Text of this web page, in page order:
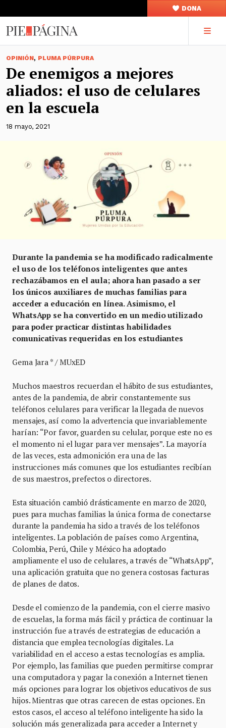
DONA
OPINIÓN, PLUMA PÚRPURA
De enemigos a mejores
aliados: el uso de celulares
en la escuela
18 mayo, 2021
Durante la pandemia se ha modificado radicalmente
el uso de los teléfonos inteligentes que antes
rechazábamos en el aula; ahora han pasado a ser
los únicos auxiliares de muchas familias para
acceder a educación en línea. Asimismo, el
WhatsApp se ha convertido en un medio utilizado
para poder practicar distintas habilidades
comunicativas requeridas en los estudiantes
Gema Jara * / MUxED
Muchos maestros recuerdan el hábito de sus estudiantes,
antes de la pandemia, de abrir constantemente sus
teléfonos celulares para verificar la llegada de nuevos
mensajes, así como la advertencia que invariablemente
harían: “Por favor, guarden su celular, porque este no es
el momento ni el lugar para ver mensajes”. La mayoría
de las veces, esta admonición era una de las
instrucciones más comunes que los estudiantes recibían
de sus maestros, prefectos o directores.
Esta situación cambió drásticamente en marzo de 2020,
pues para muchas familias la única forma de conectarse
durante la pandemia ha sido a través de los teléfonos
inteligentes. La población de países como Argentina,
Colombia, Perú, Chile y México ha adoptado
ampliamente el uso de celulares, a través de “WhatsApp”,
una aplicación gratuita que no genera costosas facturas
de planes de datos.
Desde el comienzo de la pandemia, con el cierre masivo
de escuelas, la forma más fácil y práctica de continuar la
instrucción fue a través de estrategias de educación a
distancia que emplea tecnologías digitales. La
variabilidad en el acceso a estas tecnologías es amplia.
Por ejemplo, las familias que pueden permitirse comprar
una computadora y pagar la conexión a Internet tienen
más opciones para lograr los objetivos educativos de sus
hijos. Mientras que otras carecen de estas opciones. En
estos casos, el acceso al teléfono inteligente ha sido la
solución más generalizada para acceder a Internet y